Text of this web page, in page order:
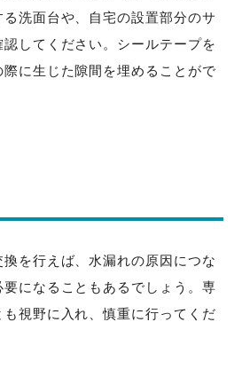
洗面台や、自宅の設置部分のサ
してください。シールテープを
に生じた隙間を埋めることがで
を行えば、水漏れの原因につな
になることもあるでしょう。専
視野に入れ、慎重に行ってくだ